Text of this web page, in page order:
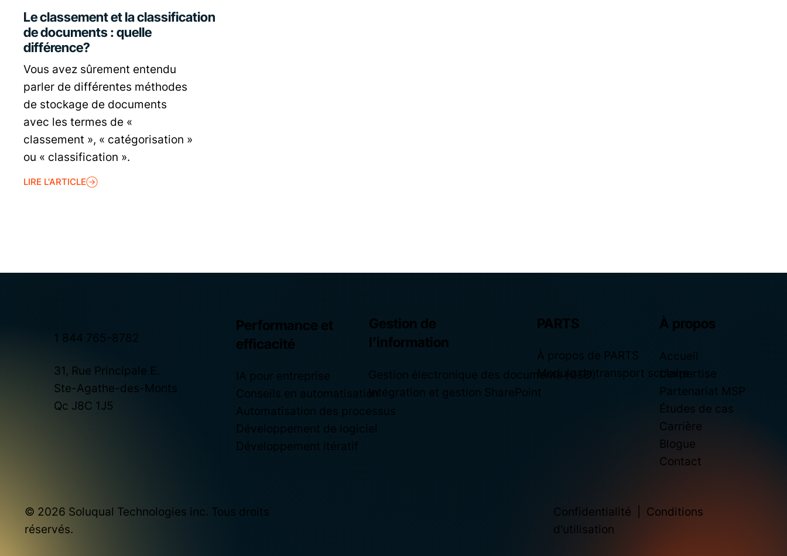
Le classement et la classification
de documents : quelle
différence?
Vous avez sûrement entendu
parler de différentes méthodes
de stockage de documents
avec les termes de «
classement », « catégorisation »
ou « classification ».
LIRE L'ARTICLE
31, Rue Principale E.
Ste-Agathe-des-Monts
Qc J8C 1J5
1 844 765-8782
Performance et
efficacité
IA pour entreprise
Conseils en automatisation
Automatisation des processus
Développement de logiciel
Développement itératif
Gestion de
l’information
Gestion électronique des documents (GED)
Intégration et gestion SharePoint
PARTS
À propos de PARTS
Module de transport scolaire
À propos
Accueil
L'expertise
Partenariat MSP
Études de cas
Carrière
Blogue
Contact
Confidentialité
Conditions
d'utilisation
© 2026 Soluqual Technologies inc. Tous droits
réservés.